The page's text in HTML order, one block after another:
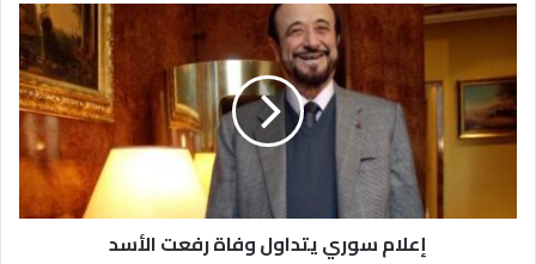
إ
ل
ا
م
س
ي
إعلام سوري يتداول وفاة رفعت الأسد